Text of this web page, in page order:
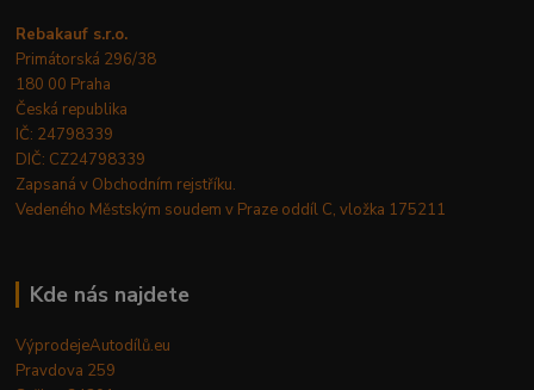
Rebakauf s.r.o.
Primátorská 296/38
180 00 Praha
Česká republika
IČ: 24798339
DIČ: CZ24798339
Zapsaná v Obchodním rejstříku.
Vedeného Městským soudem v Praze oddíl C, vložka 175211
Kde nás najdete
VýprodejeAutodílů.eu
Pravdova 259